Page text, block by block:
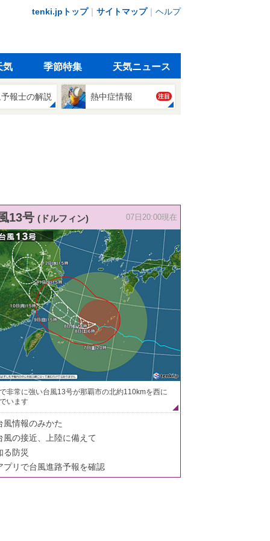
tenki.jpトップ｜ サイトマップ｜ ヘルプ
気 季節特集 天気ニュース
報士の解説 熱中症情報 注目
13号 (ドルフィン) 07日20:00現在
非常に強い台風13号が那覇市の北約110kmを西に
います
風情報のみかた
風の接近、上陸に備えて
る防災
プリで台風進路予報を確認